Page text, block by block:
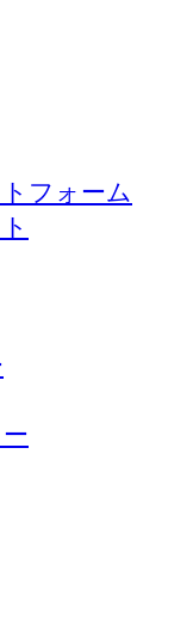
フォーム